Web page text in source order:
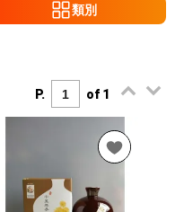
類別
P. of 1